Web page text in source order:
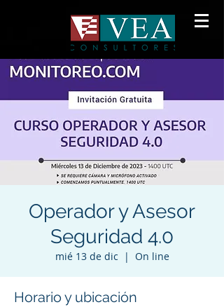
Operador y Asesor
Seguridad 4.0
mié 13 de dic
  |
On line
Horario y ubicación